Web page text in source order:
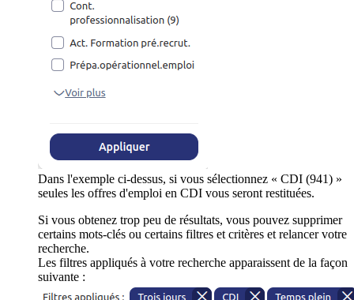
Dans l'exemple ci-dessus, si vous sélectionnez « CDI (941) »
seules les offres d'emploi en CDI vous seront restituées.
Si vous obtenez trop peu de résultats, vous pouvez supprimer
certains mots-clés ou certains filtres et critères et relancer votre
recherche.
Les filtres appliqués à votre recherche apparaissent de la façon
suivante :